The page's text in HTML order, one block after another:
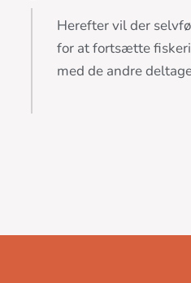
Herefter vil der
for at fortsætte
med de andre